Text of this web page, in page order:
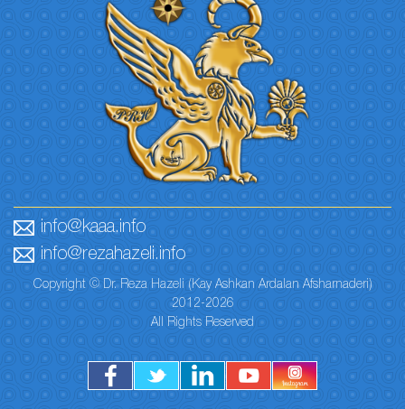
info@kaaa.info
info@rezahazeli.info
Copyright © Dr. Reza Hazeli (Kay Ashkan Ardalan Afsharnaderi)
2012-2026
All Rights Reserved